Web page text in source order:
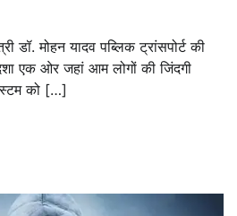
डॉ. मोहन यादव पब्लिक ट्रांसपोर्ट की
एक ओर जहां आम लोगों की जिंदगी
को […]